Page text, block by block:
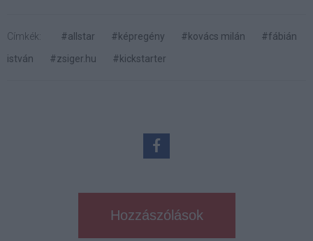
Címkék: #allstar #képregény #kovács milán
#fábián
istván
#zsiger.hu #kickstarter
Hozzászólások